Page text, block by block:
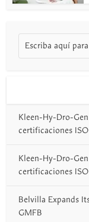
Kleen-Hy-Dro-
certificaciones ISO
Kleen-Hy-Dro-
certificaciones ISO
Belvilla Expands
GMFB